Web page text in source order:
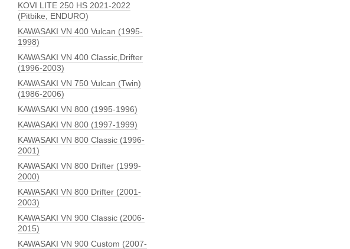
KOVI LITE 250 HS 2021-2022
(Pitbike, ENDURO)
KAWASAKI VN 400 Vulcan (1995-
1998)
KAWASAKI VN 400 Classic,Drifter
(1996-2003)
KAWASAKI VN 750 Vulcan (Twin)
(1986-2006)
KAWASAKI VN 800 (1995-1996)
KAWASAKI VN 800 (1997-1999)
KAWASAKI VN 800 Classic (1996-
2001)
KAWASAKI VN 800 Drifter (1999-
2000)
KAWASAKI VN 800 Drifter (2001-
2003)
KAWASAKI VN 900 Classic (2006-
2015)
KAWASAKI VN 900 Custom (2007-